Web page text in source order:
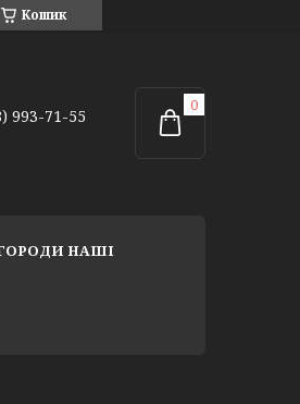
Кошик
993-71-55
НАШІ